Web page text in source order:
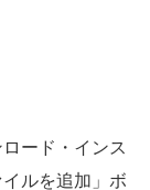
ード・インス
ルを追加」ボ